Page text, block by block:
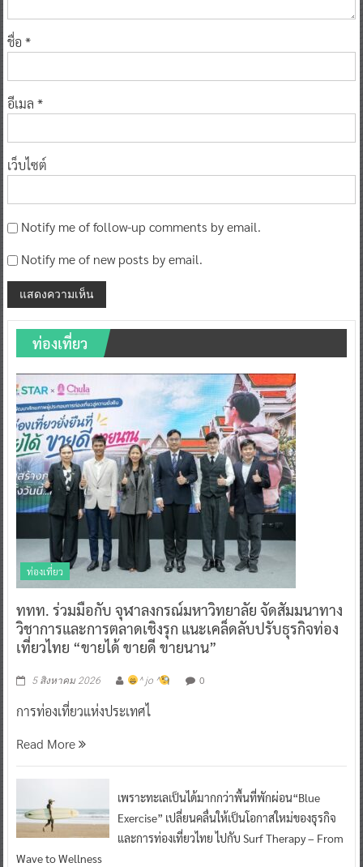
ชื่อ *
อีเมล *
เว็บไซต์
Notify me of follow-up comments by email.
Notify me of new posts by email.
ท่องเที่ยว
ท่องเที่ยว
ททท. ร่วมมือกับ จุฬาลงกรณ์มหาวิทยาลัย จัดสัมมนาทาง
วิชาการและการตลาดเชิงรุก แนะเคล็ดลับปรับธุรกิจท่อง
เที่ยวไทย “ขายได้ ขายดี ขายนาน”
5 สิงหาคม 2026 ^ jo ^ 0
การท่องเที่ยวแห่งประเทศไ
Read More
เพราะทะเลเป็นได้มากกว่าพื้นที่พักผ่อน“Blue
Exercise” เปลี่ยนคลื่นให้เป็นโอกาสใหม่ของธุรกิจ
และการท่องเที่ยวไทย ไปกับ Surf Therapy – From
Wave to Wellness